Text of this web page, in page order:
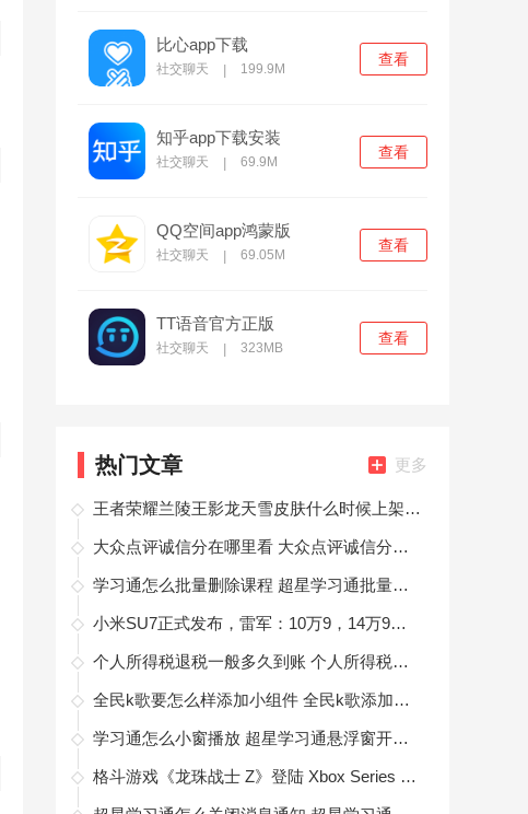
比心app下载
社交聊天 199.9M
查看
知乎app下载安装
社交聊天 69.9M
查看
QQ空间app鸿蒙版
社交聊天 69.05M
查看
TT语音官方正版
社交聊天 323MB
查看
热门文章 更多
王者荣耀兰陵王影龙天雪皮肤什么时候上架 王者荣耀兰陵王影龙天雪皮肤上架时间
大众点评诚信分在哪里看 大众点评诚信分查看方法
学习通怎么批量删除课程 超星学习通批量删除课程方法
小米SU7正式发布，雷军：10万9，14万9是不可能的！
个人所得税退税一般多久到账 个人所得税退税一般多久到账怎么查询
全民k歌要怎么样添加小组件 全民k歌添加小组件方法
学习通怎么小窗播放 超星学习通悬浮窗开启方法
格斗游戏《龙珠战士 Z》登陆 Xbox Series X|S 及 PS5 平台